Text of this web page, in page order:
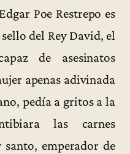
Poe Restrepo es
del Rey David, el
de asesinatos
apenas adivinada
pedía a gritos a la
las carnes
santo, emperador de